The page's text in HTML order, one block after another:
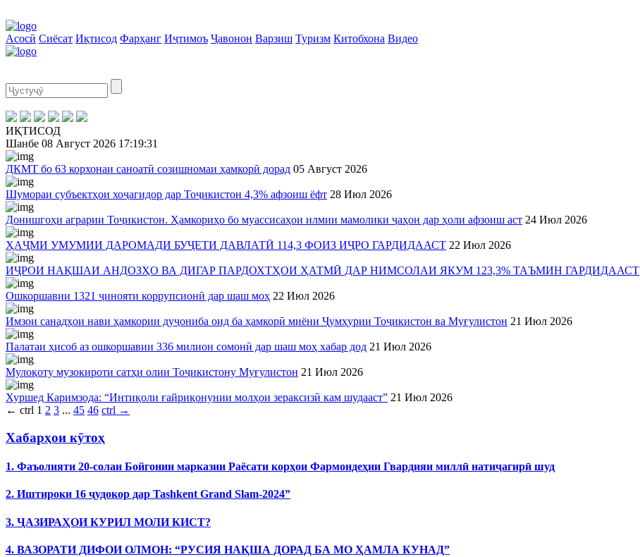
Асосӣ Сиёсат Иқтисод Фарҳанг Иҷтимоъ Ҷавонон Варзиш Туризм Китобхона Видео
ИҚТИСОД
Шанбе 08 Август 2026 17:19:32
ДКМТ бо 63 корхонаи саноатӣ созишномаи ҳамкорӣ дорад 05 Август 2026
Шумораи субъектҳои хоҷагидор дар Тоҷикистон 4,3% афзоиш ёфт 28 Июл 2026
Донишгоҳи аграрии Тоҷикистон. Ҳамкориҳо бо муассисаҳои илмии мамолики ҷаҳон дар ҳоли афзоиш аст 24 Июл 2026
ҲАҶМИ УМУМИИ ДАРОМАДИ БУҶЕТИ ДАВЛАТӢ 114,3 ФОИЗ ИҶРО ГАРДИДААСТ 22 Июл 2026
ИҶРОИ НАҚШАИ АНДОЗҲО ВА ДИГАР ПАРДОХТҲОИ ҲАТМӢ ДАР НИМСОЛАИ ЯКУМ 123,3% ТАЪМИН ГАРДИДААСТ
Ошкоршавии 1321 ҷинояти коррупсионӣ дар шаш моҳ 22 Июл 2026
Имзои санадҳои нави ҳамкории дуҷониба оид ба ҳамкорӣ миёни Ҷумҳурии Тоҷикистон ва Муғулистон 21 Июл 2026
Палатаи ҳисоб аз ошкоршавии 336 милион сомонӣ дар шаш моҳ хабар дод 21 Июл 2026
Мулоқоту музокироти сатҳи олии Тоҷикистону Муғулистон 21 Июл 2026
Хуршед Каримзода: “Интиқоли ғайриқонунии молҳои зераксизӣ кам шудааст” 21 Июл 2026
← ctrl 1 2 3 ... 45 46 ctrl →
Хабарҳои кӯтоҳ
1. Фаъолияти 20-солаи Бойгонии марказии Раёсати корҳои Фармондеҳии Гвардияи миллӣ натиҷагирӣ шуд
2. Иштироки 16 ҷудокор дар Tashkent Grand Slam-2024”
3. ҶАЗИРАҲОИ КУРИЛ МОЛИ КИСТ?
4. ВАЗОРАТИ ДИФОИ ОЛМОН: “РУСИЯ НАҚША ДОРАД БА МО ҲАМЛА КУНАД”